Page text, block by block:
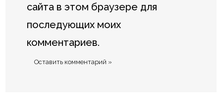
сайта в этом браузере для
последующих моих
комментариев.